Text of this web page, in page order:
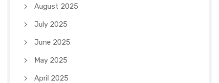
August 2025
July 2025
June 2025
May 2025
April 2025